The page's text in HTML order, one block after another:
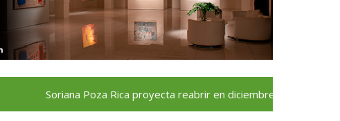
Soriana Poza Rica proyecta reabrir en diciembre tras avance del 70 %